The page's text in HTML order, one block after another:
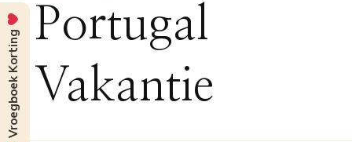
Portugal
Vakantie
Vroegboek Korting